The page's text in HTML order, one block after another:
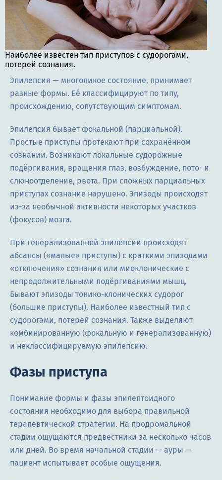
Наиболее известен тип приступов с судорогами,
потерей сознания.
Эпилепсия — многоликое состояние, принимает
разные формы. Её классифицируют по типу,
происхождению, сопутствующим симптомам.
Эпилепсия бывает фокальной (парциальной).
Простые приступы протекают при сохранённом
сознании. Возникают локальные судорожные
подёргивания, вращения глаз, возбуждение, пото- и
слюноотделение, рвота. При сложных парциальных
приступах сознание нарушено. Эпизоды происходят
из-за необычной активности некоторых участков
(фокусов) мозга.
При генерализованной эпилепсии происходят
абсансы («малые» приступы) с краткими эпизодами
«отключения» сознания или миоклонические с
непродолжительными подёргиваниями мышц.
Бывают эпизоды тонико-клонических судорог
(большие приступы). Наиболее известный тип с
судорогами, потерей сознания. Также выделяют
комбинированную (фокальную и генерализованную)
и неклассифицируемую эпилепсию.
Фазы приступа
Понимание формы и фазы эпилептоидного
состояния необходимо для выбора правильной
терапевтической стратегии. На продромальной
стадии ощущаются предвестники за несколько часов
или дней. Во время начальной стадии — ауры —
пациент испытывает особые ощущения.